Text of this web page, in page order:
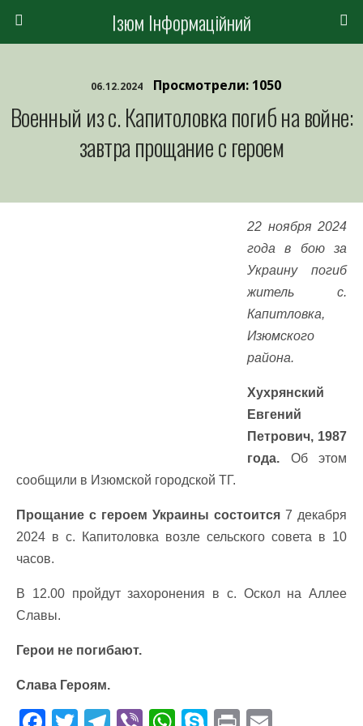
Ізюм Інформаційний
06.12.2024 Просмотрели: 1050
Военный из с. Капитоловка погиб на войне:
завтра прощание с героем
22 ноября 2024
года в бою за
Украину погиб
житель с.
Капитловка,
Изюмского
района.
Хухрянский
Евгений
Петрович, 1987
года. Об этом
сообщили в Изюмской городской ТГ.
Прощание с героем Украины состоится 7 декабря
2024 в с. Капитоловка возле сельского совета в 10
часов.
В 12.00 пройдут захоронения в с. Оскол на Аллее
Славы.
Герои не погибают.
Слава Героям.